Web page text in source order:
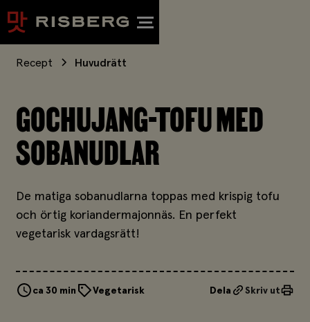
Recept Huvudrätt
GOCHUJANG-TOFU MED
SOBANUDLAR
De matiga sobanudlarna toppas med krispig tofu
och örtig koriandermajonnäs. En perfekt
vegetarisk vardagsrätt!
ca 30 min Vegetarisk Dela Skriv ut